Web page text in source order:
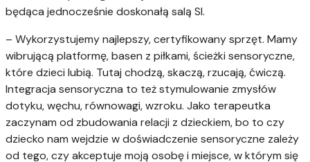
będąca jednocześnie doskonałą salą SI.
– Wykorzystujemy najlepszy, certyfikowany sprzęt. Mamy
wibrującą platformę, basen z piłkami, ścieżki sensoryczne,
które dzieci lubią. Tutaj chodzą, skaczą, rzucają, ćwiczą.
Integracja sensoryczna to też stymulowanie zmysłów
dotyku, węchu, równowagi, wzroku. Jako terapeutka
zaczynam od zbudowania relacji z dzieckiem, bo to czy
dziecko nam wejdzie w doświadczenie sensoryczne zależy
od tego, czy akceptuje moją osobę i miejsce, w którym się